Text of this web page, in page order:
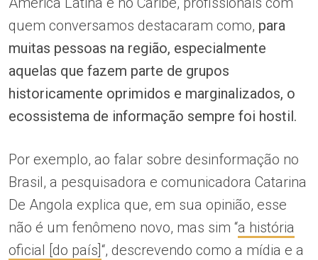
quem conversamos destacaram como, para
muitas pessoas na região, especialmente
aquelas que fazem parte de grupos
historicamente oprimidos e marginalizados, o
ecossistema de informação sempre foi hostil.
Por exemplo, ao falar sobre desinformação no
Brasil, a pesquisadora e comunicadora Catarina
De Angola explica que, em sua opinião, esse
não é um fenômeno novo, mas sim “a história
oficial [do país] “, descrevendo como a mídia e a